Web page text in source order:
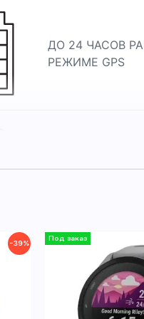
ДО 24 ЧАСОВ
РЕЖИМЕ GPS
МУЗЫКА НА
−39%